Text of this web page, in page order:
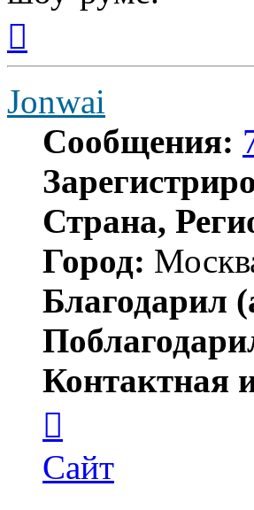
началу
Jonwai
Сообщения:
Страна,
Город:
Благодарил
Контактная
пользователя
Jonwai
Сайт